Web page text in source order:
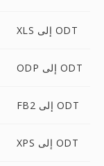
XLS إلى ODT
ODP إلى ODT
FB2 إلى ODT
XPS إلى ODT